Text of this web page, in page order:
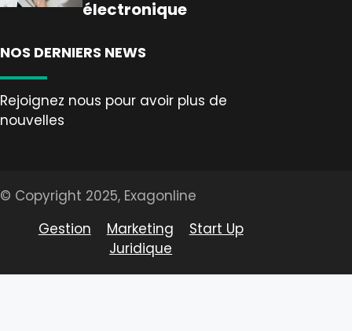
électronique
NOS DERNIERS NEWS
Rejoignez nous pour avoir plus de
nouvelles
© Copyright 2025, Exagonline
Gestion
Marketing
Start Up
Juridique